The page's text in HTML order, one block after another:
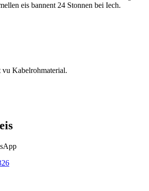
eis bannent 24 Stonnen bei Iech.
Kabelrohmaterial.